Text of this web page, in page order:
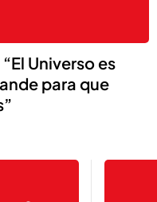
Universo es
para que